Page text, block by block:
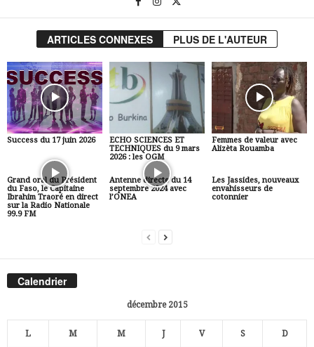
ARTICLES CONNEXES PLUS DE L'AUTEUR
Success du 17 juin 2026
ECHO SCIENCES ET
TECHNIQUES du 9 mars
2026 : les OGM
Femmes de valeur avec
Alizèta Rouamba
Grand oral du Président
du Faso, le Capitaine
Ibrahim Traoré en direct
sur la Radio Nationale
99.9 FM
Antenne directe du 14
septembre 2024 avec
l’ONEA
Les Jassides, nouveaux
envahisseurs de
cotonnier
Calendrier
décembre 2015
L M M J V S D